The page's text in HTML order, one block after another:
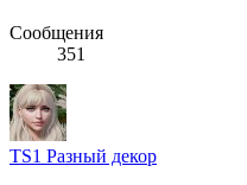
Сообщения
351
TS1 Разный декор